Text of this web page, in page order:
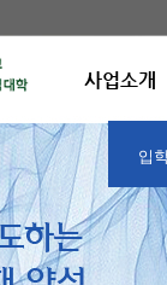
사업소개
입